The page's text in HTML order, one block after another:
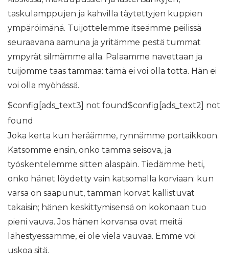
taskulamppujen ja kahvilla täytettyjen kuppien
ympäröimänä. Tuijottelemme itseämme peilissä
seuraavana aamuna ja yritämme pestä tummat
ympyrät silmämme alla. Palaamme navettaan ja
tuijomme taas tammaa: tämä ei voi olla totta. Hän ei
voi olla myöhässä.
$config[ads_text3] not found$config[ads_text2] not
found
Joka kerta kun heräämme, rynnämme portaikkoon.
Katsomme ensin, onko tamma seisova, ja
työskentelemme sitten alaspäin. Tiedämme heti,
onko hänet löydetty vain katsomalla korviaan: kun
varsa on saapunut, tamman korvat kallistuvat
takaisin; hänen keskittymisensä on kokonaan tuo
pieni vauva. Jos hänen korvansa ovat meitä
lähestyessämme, ei ole vielä vauvaa. Emme voi
uskoa sitä.